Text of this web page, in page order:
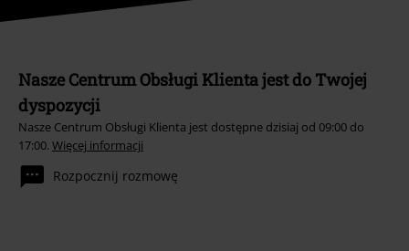
Nasze Centrum Obsługi Klienta jest do Twojej
dyspozycji
Nasze Centrum Obsługi Klienta jest dostępne dzisiaj od 09:00 do
17:00. Więcej informacji
Rozpocznij rozmowę